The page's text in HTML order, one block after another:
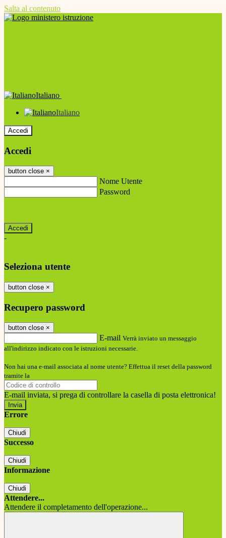
Salta al contenuto
Italiano
Italiano
Accedi
Accedi
button close ×
Nome Utente
Password
-
Seleziona utente
button close ×
Recupero password
button close ×
E-mail Verrà inviato un messaggio
all'indirizzo indicato con le istruzioni necessarie.
Non hai una e-mail associata al nome utente? Effettua il reset della password
tramite la
E-mail inviata, si prega di controllare la casella di posta elettronica!
Errore
Chiudi
Successo
Chiudi
Informazione
Chiudi
Attendere...
Attendere il completamento dell'operazione...